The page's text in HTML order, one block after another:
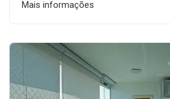
Mais informações